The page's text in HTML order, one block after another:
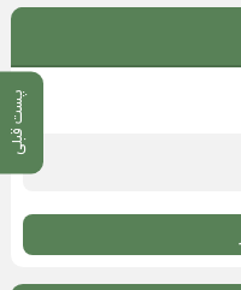
پست قبلی